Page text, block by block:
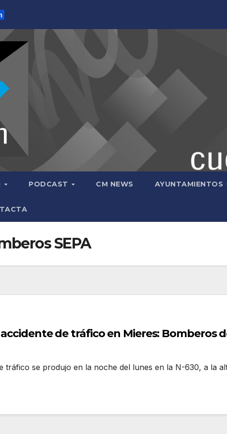
PODCAST CM NEWS AYUNTAMIENTOS
SEPA
de tráfico en Mieres: Bomberos
tráfico se produjo en la noche del lunes en la N-630, a la